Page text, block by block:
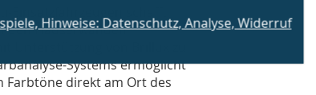
schafft
den Häuserwänden
Unterstützung von Brillux zu
Systems ermöglicht
Farbtöne direkt am Ort des
Hinweise: Datenschutz, Analyse, Widerruf